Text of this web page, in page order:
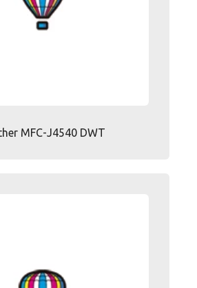
MFC-J4540 DWT